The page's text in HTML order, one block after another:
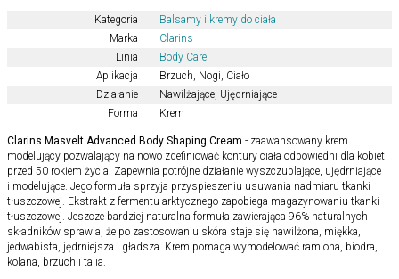
Kategoria
Balsamy i kremy do ciała
Marka
Clarins
Linia
Body Care
Aplikacja
Brzuch, Nogi, Ciało
Działanie
Nawilżające, Ujędrniające
Forma
Krem
Clarins Masvelt Advanced Body Shaping Cream - zaawansowany krem
modelujący pozwalający na nowo zdefiniować kontury ciała odpowiedni dla kobiet
przed 50 rokiem życia. Zapewnia potrójne działanie wyszczuplające, ujędrniające
i modelujące. Jego formuła sprzyja przyspieszeniu usuwania nadmiaru tkanki
tłuszczowej. Ekstrakt z fermentu arktycznego zapobiega magazynowaniu tkanki
tłuszczowej. Jeszcze bardziej naturalna formuła zawierająca 96% naturalnych
składników sprawia, że po zastosowaniu skóra staje się nawilżona, miękka,
jedwabista, jędrniejsza i gładsza. Krem pomaga wymodelować ramiona, biodra,
kolana, brzuch i talia.